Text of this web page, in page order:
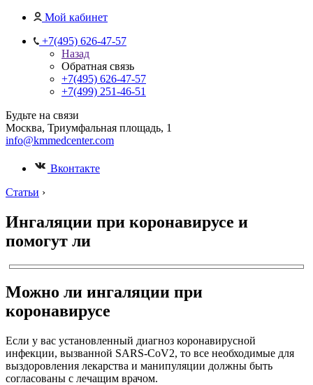
Мой кабинет
+7(495) 626-47-57
Назад
Обратная связь
+7(495) 626-47-57
+7(499) 251-46-51
Будьте на связи
Москва, Триумфальная площадь, 1
info@kmmedcenter.com
Вконтакте
Статьи ›
Ингаляции при коронавирусе и
помогут ли
Можно ли ингаляции при
коронавирусе
Если у вас установленный диагноз коронавирусной
инфекции, вызванной SARS-CoV2, то все необходимые для
выздоровления лекарства и манипуляции должны быть
согласованы с лечащим врачом.